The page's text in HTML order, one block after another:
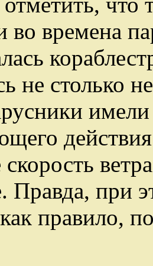
во времена
не столько
Правда, при
как правило,